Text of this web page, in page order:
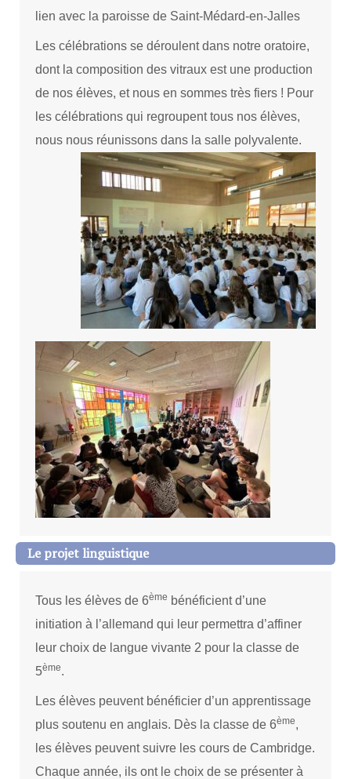
lien avec la paroisse de Saint-Médard-en-Jalles
Les célébrations se déroulent dans notre oratoire,
dont la composition des vitraux est une production
de nos élèves, et nous en sommes très fiers ! Pour
les célébrations qui regroupent tous nos élèves,
nous nous réunissons dans la salle polyvalente.
Le projet linguistique
Tous les élèves de 6ème bénéficient d’une
initiation à l’allemand qui leur permettra d’affiner
leur choix de langue vivante 2 pour la classe de
5ème.
Les élèves peuvent bénéficier d’un apprentissage
plus soutenu en anglais. Dès la classe de 6ème,
les élèves peuvent suivre les cours de Cambridge.
Chaque année, ils ont le choix de se présenter à